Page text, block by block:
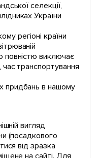
селекції,
України
регіоні країни
повністю виключає
час транспортування
придбань в нашому
вигляд
(посадкового
від зразка